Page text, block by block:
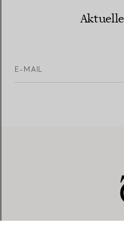
E-MAIL